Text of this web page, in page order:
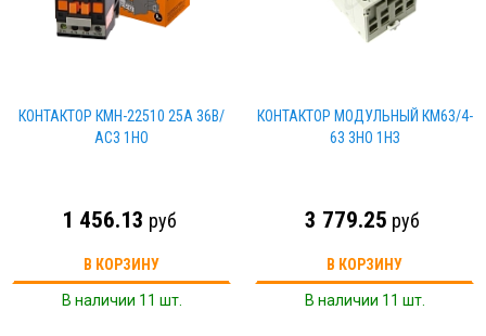
КОНТАКТОР КМН-22510 25А 36В/
АС3 1НО
1 456.13 руб
В КОРЗИНУ
В наличии 11 шт.
КОНТАКТОР МОДУЛЬНЫЙ КМ63/4-
63 3НО 1НЗ
3 779.25 руб
В КОРЗИНУ
В наличии 11 шт.